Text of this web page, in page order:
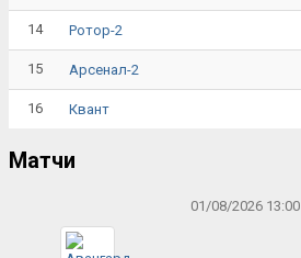
14 Ротор-2
15 Арсенал-2
16 Квант
Матчи
01/08/2026 13:00